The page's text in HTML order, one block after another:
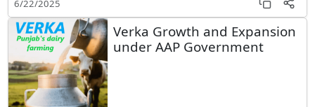
6/22/2025
Verka Growth and Expansion
under AAP Government